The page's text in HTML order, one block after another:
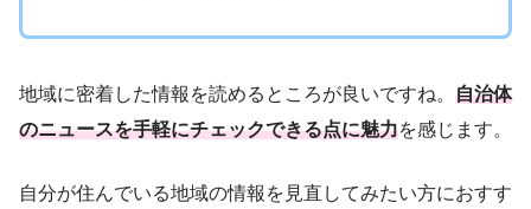
地域に密着した情報を読めるところが良いですね。 自治体
のニュースを手軽にチェックできる点に魅力を感じます。
自分が住んでいる地域の情報を見直してみたい方におすす